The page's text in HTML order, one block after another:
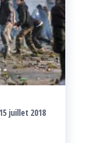
15 juillet 2018